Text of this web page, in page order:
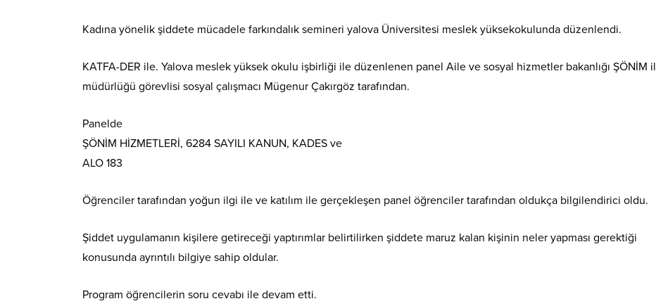
Kadına yönelik şiddete mücadele farkındalık semineri yalova Üniversitesi meslek yüksekokulunda düzenlendi.
KATFA-DER ile. Yalova meslek yüksek okulu işbirliği ile düzenlenen panel Aile ve sosyal hizmetler bakanlığı ŞÖNİM il
müdürlüğü görevlisi sosyal çalışmacı Mügenur Çakırgöz tarafından.
Panelde
ŞÖNİM HİZMETLERİ, 6284 SAYILI KANUN, KADES ve
ALO 183
Öğrenciler tarafından yoğun ilgi ile ve katılım ile gerçekleşen panel öğrenciler tarafından oldukça bilgilendirici oldu.
Şiddet uygulamanın kişilere getireceği yaptırımlar belirtilirken şiddete maruz kalan kişinin neler yapması gerektiği
konusunda ayrıntılı bilgiye sahip oldular.
Program öğrencilerin soru cevabı ile devam etti.